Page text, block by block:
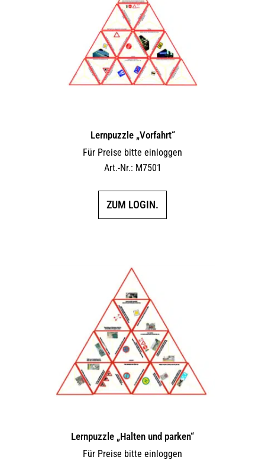
Lernpuzzle „Vorfahrt“
Für Preise bitte einloggen
Art.-Nr.: M7501
ZUM LOGIN.
Lernpuzzle „Halten und parken“
Für Preise bitte einloggen